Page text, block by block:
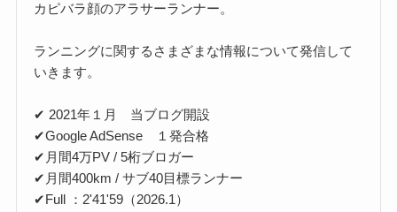
カピバラ顔のアラサーランナー。
ランニングに関するさまざまな情報について発信して
いきます。
✔ 2021年１月 当ブログ開設
✔Google AdSense １発合格
✔月間4万PV / 5桁ブロガー
✔月間400km / サブ40目標ランナー
✔Full ：2'41'59（2026.1）